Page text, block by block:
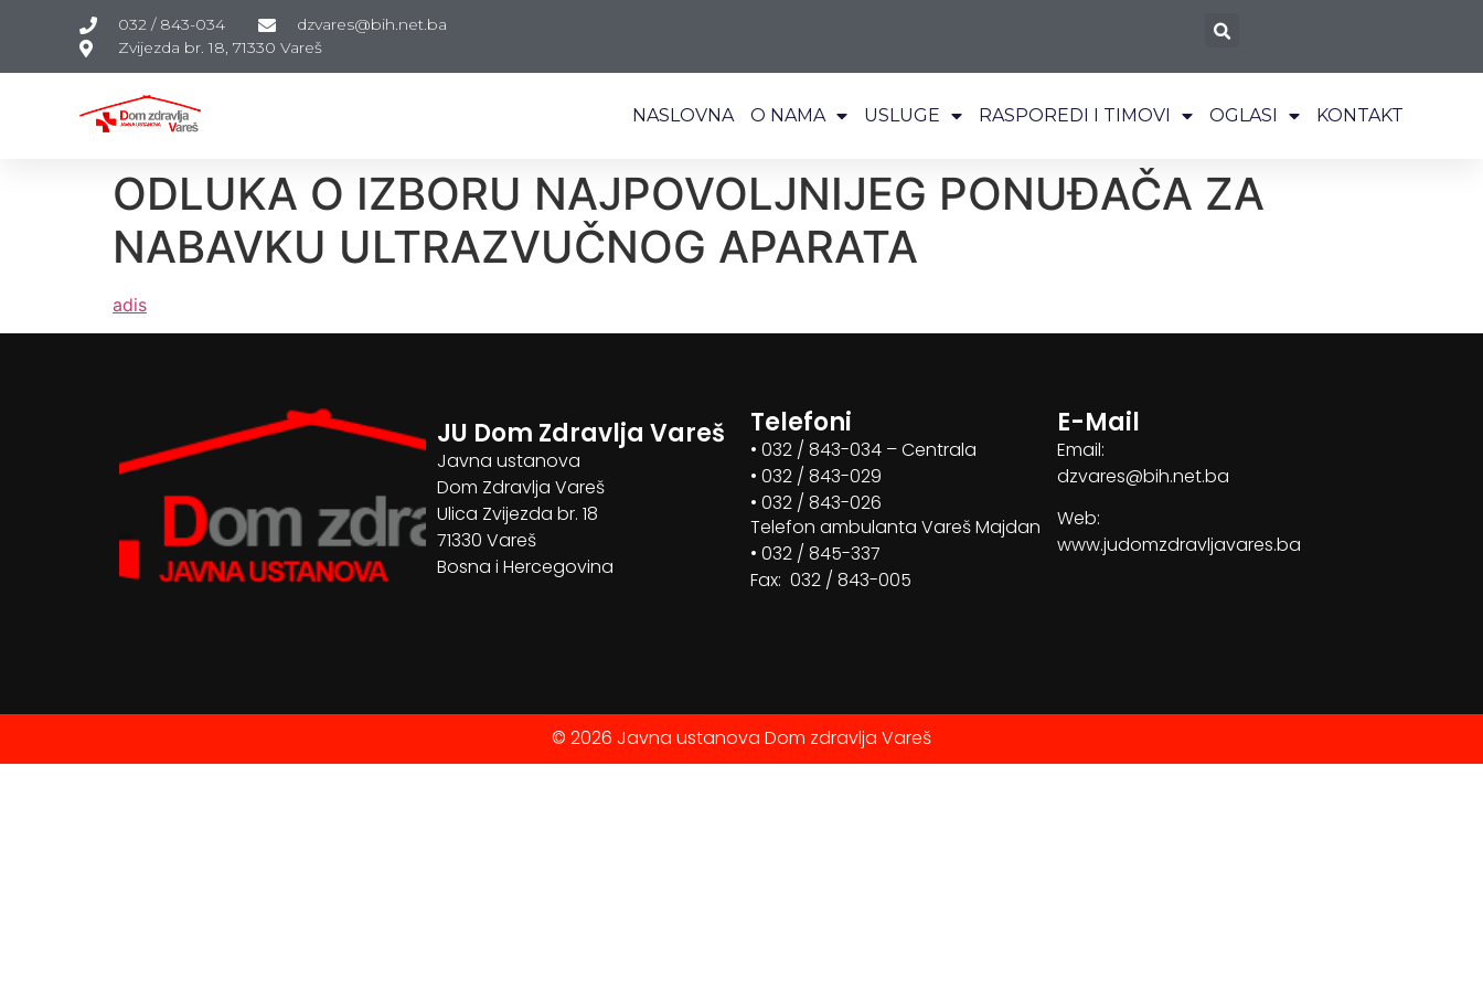
032 / 843-034
dzvares@bih.net.ba
Zvijezda br. 18, 71330 Vareš
NASLOVNA O NAMA USLUGE RASPOREDI I TIMOVI OGLASI KONTAKT
ODLUKA O IZBORU NAJPOVOLJNIJEG PONUĐAČA ZA
NABAVKU ULTRAZVUČNOG APARATA
adis
JU Dom Zdravlja Vareš
Javna ustanova
Dom Zdravlja Vareš
Ulica Zvijezda br. 18
71330 Vareš
Bosna i Hercegovina
Telefoni
• 032 / 843-034 – Centrala
• 032 / 843-029
• 032 / 843-026
Telefon ambulanta Vareš Majdan
• 032 / 845-337
Fax: 032 / 843-005
E-Mail
Email:
dzvares@bih.net.ba
Web:
www.judomzdravljavares.ba
© 2026 Javna ustanova Dom zdravlja Vareš